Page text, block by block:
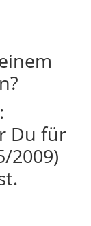
Du für
2009)